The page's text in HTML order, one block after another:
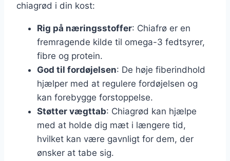
chiagrød i din kost:
Rig på næringsstoffer: Chiafrø er en
fremragende kilde til omega-3 fedtsyrer,
fibre og protein.
God til fordøjelsen: De høje fiberindhold
hjælper med at regulere fordøjelsen og
kan forebygge forstoppelse.
Støtter vægttab: Chiagrød kan hjælpe
med at holde dig mæt i længere tid,
hvilket kan være gavnligt for dem, der
ønsker at tabe sig.